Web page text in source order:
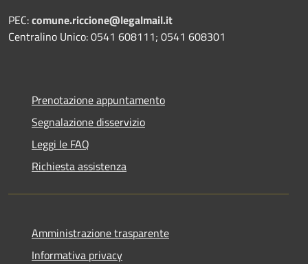
PEC:comune.riccione@legalmail.it
Centralino Unico: 0541 608111; 0541 608301
Prenotazione appuntamento
Segnalazione disservizio
Leggi le FAQ
Richiesta assistenza
Amministrazione trasparente
Informativa privacy